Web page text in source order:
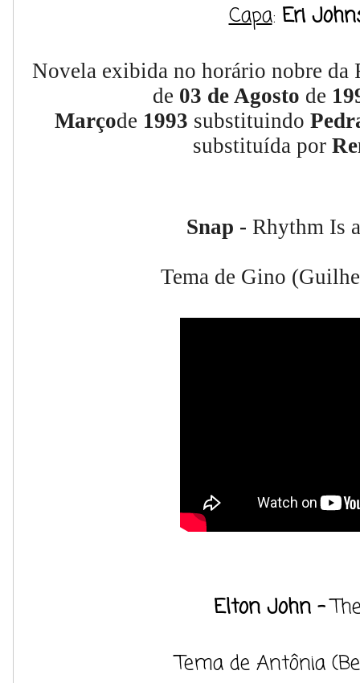
Capa: Eri
Novela exibida no horário nobre da
de 03 de Agosto de
Marçode 1993 substituindo
substituída por
Snap - Rhythm Is
Tema de Gino
Elton John -
Tema de Antônia